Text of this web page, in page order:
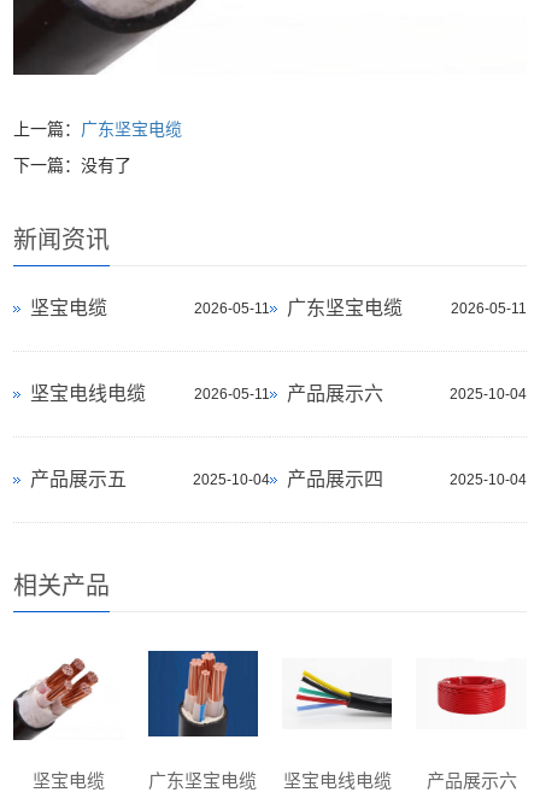
上一篇： 广东坚宝电缆
下一篇：没有了
新闻资讯
2026-05-11
坚宝电缆 2026-05-11
广东坚宝电缆
2026-05-11
坚宝电线电缆 2025-10-04
产品展示六
2025-10-04
产品展示五 2025-10-04
产品展示四
相关产品
坚宝电缆 广东坚宝电缆 坚宝电线电缆 产品展示六